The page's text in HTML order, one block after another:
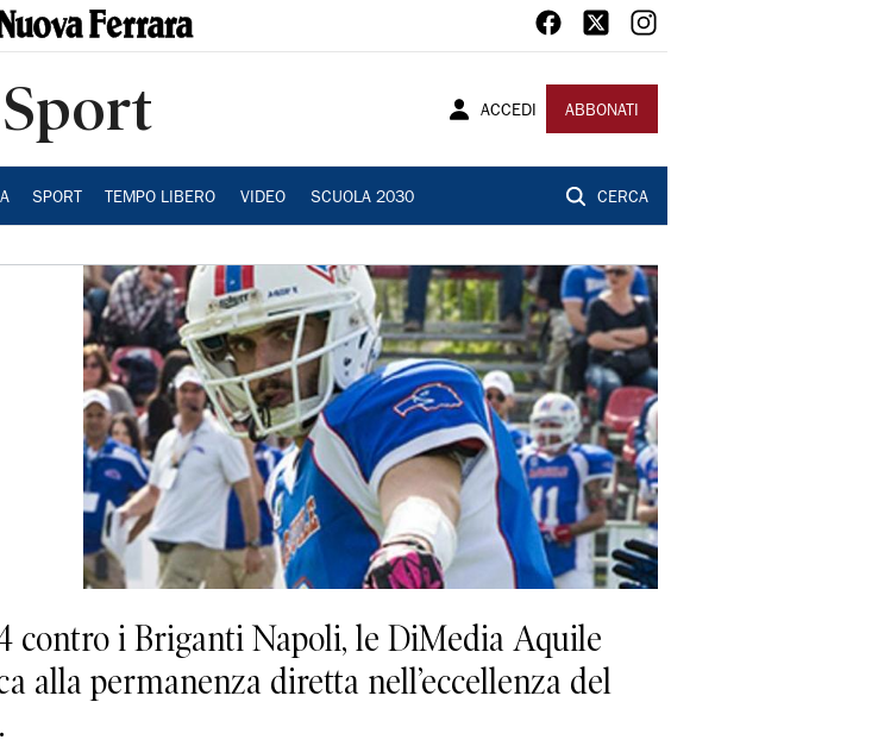
Sport ACCEDI ABBONATI
SPORT TEMPO LIBERO VIDEO SCUOLA 2030 CERCA
contro i Briganti Napoli, le DiMedia Aquile
alla permanenza diretta nell’eccellenza del